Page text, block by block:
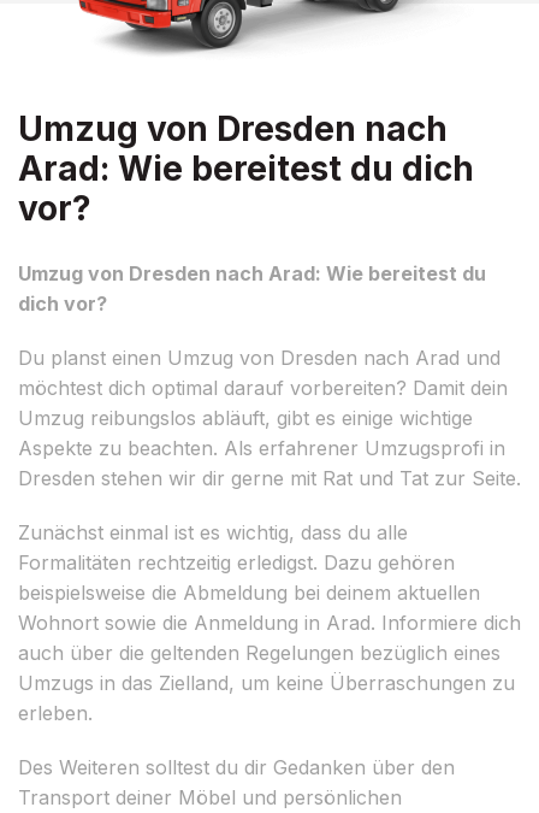
Umzug von Dresden nach
Arad: Wie bereitest du dich
vor?
Umzug von Dresden nach Arad: Wie bereitest du
dich vor?
Du planst einen Umzug von Dresden nach Arad und
möchtest dich optimal darauf vorbereiten? Damit dein
Umzug reibungslos abläuft, gibt es einige wichtige
Aspekte zu beachten. Als erfahrener Umzugsprofi in
Dresden stehen wir dir gerne mit Rat und Tat zur Seite.
Zunächst einmal ist es wichtig, dass du alle
Formalitäten rechtzeitig erledigst. Dazu gehören
beispielsweise die Abmeldung bei deinem aktuellen
Wohnort sowie die Anmeldung in Arad. Informiere dich
auch über die geltenden Regelungen bezüglich eines
Umzugs in das Zielland, um keine Überraschungen zu
erleben.
Des Weiteren solltest du dir Gedanken über den
Transport deiner Möbel und persönlichen